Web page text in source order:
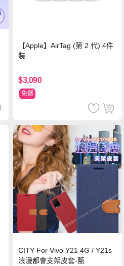
【Apple】AirTag (第 2 代) 4件
裝
$3,090
免運
CITY For Vivo Y21 4G / Y21s
浪漫都會支架皮套-藍